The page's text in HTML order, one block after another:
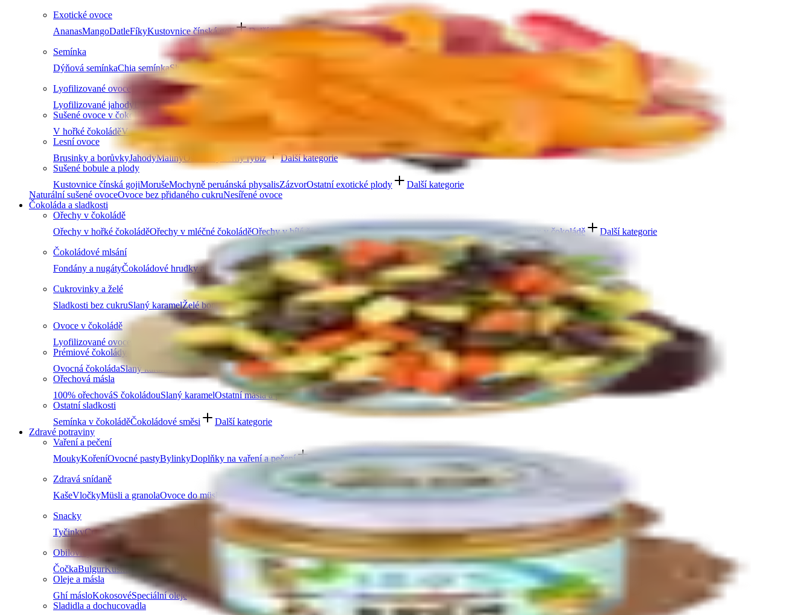
Exotické ovoce
AnanasMangoDatleFíkyKustovnice čínská goji
Další kategorie
Semínka
Dýňová semínkaChia semínkaSlunečnicová semínka
Lyofilizované ovoce
Lyofilizované jahodyLyofilizované maliny
Sušené ovoce v čokoládě
V hořké čokoláděV mléčné čokoládě
Lesní ovoce
Brusinky a borůvkyJahodyMalinyOstružiny Černý rybíz
Další kategorie
Sušené bobule a plody
Kustovnice čínská gojiMorušeMochyně peruánská physalisZázvorOstatní exotické plody
Další kategorie
Naturální sušené ovoceOvoce bez přidaného cukruNesířené ovoce
Čokoláda a sladkosti
Ořechy v čokoládě
Ořechy v hořké čokoláděOřechy v mléčné čokoláděOřechy v bílé čokoládě a jogurtuOřechová másla s čokoládou Ořechový mix v čokoládě
Další kategorie
Čokoládové mlsání
Fondány a nugátyČokoládové hrudky a peckyHořká čokoláda Mléčná čokoládaBílá čokoláda
Další kategorie
Cukrovinky a želé
Sladkosti bez cukruSlaný karamelŽelé bonbóny a fazolky Lékořice a pendrekyMix cukrovinek
Další kategorie
Ovoce v čokoládě
Lyofilizované ovoce v čokoláděOvoce v hořké čokoláděOvoce v mléčné čokoláděOvoce v bílé čokoládě a jogurtuJablečné trubičky máčené v čokoládě
Další kategorie
Prémiové čokolády
Ovocná čokoládaSlaný karamel Čokolády bez palmového olejeČokolády bez cukru
Další kategorie
Ořechová másla
100% ořechováS čokoládouSlaný karamelOstatní másla a pasty
Další kategorie
Ostatní sladkosti
Semínka v čokoláděČokoládové směsi
Další kategorie
Zdravé potraviny
Vaření a pečení
MoukyKořeníOvocné pastyBylinkyDoplňky na vaření a pečení
Další kategorie
Zdravá snídaně
KašeVločkyMüsli a granolaOvoce do müsli Další produkty zdravé snídaně
Snacky
TyčinkyCrackeryBezlepkové křupky Sušenky
Další kategorie
Obiloviny a luštěniny
ČočkaBulgurKuskusTěstoviny
Oleje a másla
Ghí másloKokosovéSpeciální oleje
Další kategorie
Sladidla a dochucovadla